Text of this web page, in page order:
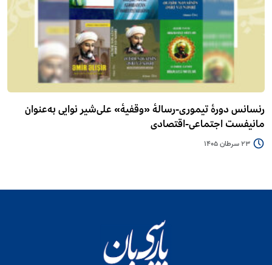
رنسانس دورۀ تیموری-رسالۀ «وقفیۀ» علی‌شیر نوایی به‌عنوان
مانیفست اجتماعی-اقتصادی
23 سرطان 1405